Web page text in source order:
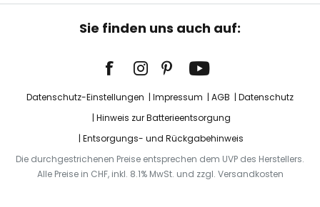
Sie finden uns auch auf:
Datenschutz-Einstellungen Impressum AGB
Datenschutz
Hinweis zur Batterieentsorgung
Entsorgungs- und Rückgabehinweis
Die durchgestrichenen Preise entsprechen dem UVP des Herstellers.
Alle Preise in CHF, inkl. 8.1% MwSt. und zzgl. Versandkosten